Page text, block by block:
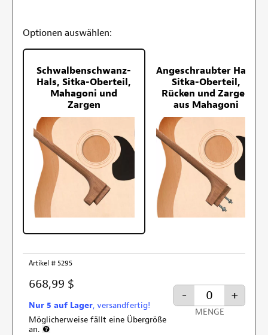
Optionen auswählen:
Schwalbenschwanz-
Hals, Sitka-Oberteil,
Mahagoni und
Zargen
Angeschraubter Hals,
Sitka-Oberteil,
Rücken und Zargen
aus Mahagoni
Artikel # 5295
668,99 $
Nur 5 auf Lager, versandfertig!
Möglicherweise fällt eine Übergröße
an.
- +
MENGE